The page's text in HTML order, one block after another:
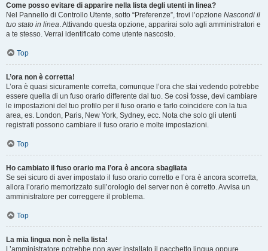
Come posso evitare di apparire nella lista degli utenti in linea?
Nel Pannello di Controllo Utente, sotto “Preferenze”, trovi l’opzione Nascondi il
tuo stato in linea . Attivando questa opzione, apparirai solo agli amministratori e
a te stesso. Verrai identificato come utente nascosto.
Top
L’ora non è corretta!
L’ora è quasi sicuramente corretta, comunque l’ora che stai vedendo potrebbe
essere quella di un fuso orario differente dal tuo. Se così fosse, devi cambiare
le impostazioni del tuo profilo per il fuso orario e farlo coincidere con la tua
area, es. London, Paris, New York, Sydney, ecc. Nota che solo gli utenti
registrati possono cambiare il fuso orario e molte impostazioni.
Top
Ho cambiato il fuso orario ma l’ora è ancora sbagliata
Se sei sicuro di aver impostato il fuso orario corretto e l’ora è ancora scorretta,
allora l’orario memorizzato sull’orologio del server non è corretto. Avvisa un
amministratore per correggere il problema.
Top
La mia lingua non è nella lista!
L’amministratore potrebbe non aver installato il pacchetto lingua oppure